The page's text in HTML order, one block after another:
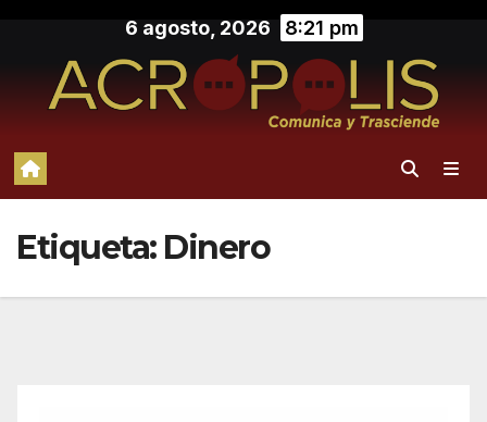
contenido
6 agosto, 2026 8:21 pm
Etiqueta: Dinero